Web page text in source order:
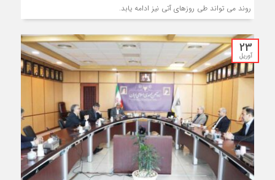
روند می تواند طی روزهای آتی نیز ادامه یابد.
23
آوریل